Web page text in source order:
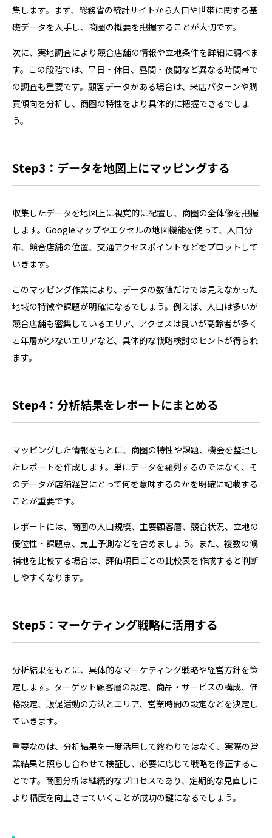
集します。まず、総務省の統計サイトから人口や世帯に関する基
礎データを入手し、商圏の概要を把握することが大切です。
次に、実地調査により競合店舗の情報や立地条件を詳細に調べま
す。この段階では、平日・休日、昼間・夜間など異なる時間帯で
の調査も重要です。顧客データがある場合は、来店パターンや購
買傾向を分析し、商圏の特性をより具体的に把握できるでしょ
う。
Step3：データを地図上にマッピングする
収集したデータを地図上に視覚的に配置し、商圏の全体像を把握
します。Googleマップやエクセルの地図機能を使って、人口分
布、競合店舗の位置、交通アクセスポイントなどをプロットして
いきます。
このマッピング作業により、データの数値だけでは見えなかった
地域の特徴や課題が明確になるでしょう。例えば、人口は多いが
競合店舗も密集しているエリア、アクセスは良いが高齢者が多く
若年層が少ないエリアなど、具体的な戦略検討のヒントが得られ
ます。
Step4：分析結果をレポートにまとめる
マッピングした情報をもとに、商圏の特性や課題、機会を整理し
たレポートを作成します。単にデータを羅列するのではなく、そ
のデータが店舗経営にとって何を意味するのかを明確に記載する
ことが重要です。
レポートには、商圏の人口規模、主要顧客層、競合状況、立地の
優位性・課題点、売上予測などを含めましょう。また、複数の候
補地を比較する場合は、評価項目ごとの比較表を作成すると判断
しやすくなります。
Step5：マーケティング戦略に活用する
分析結果をもとに、具体的なマーケティング戦略や経営方針を策
定します。ターゲット顧客層の設定、商品・サービスの構成、価
格設定、販促活動の方法とエリア、営業時間の設定などを決定し
ていきます。
重要なのは、分析結果を一度活用して終わりではなく、実際の営
業結果と照らし合わせて検証し、必要に応じて戦略を修正するこ
とです。商圏分析は継続的なプロセスであり、定期的な見直しに
より精度を向上させていくことが成功の鍵になるでしょう。